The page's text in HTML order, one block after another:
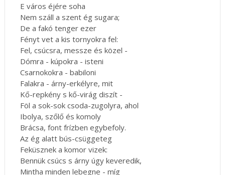
E város éjére soha
Nem száll a szent ég sugara;
De a fakó tenger ezer
Fényt vet a kis tornyokra fel:
Fel, csúcsra, messze és közel -
Dómra - kúpokra - isteni
Csarnokokra - babiloni
Falakra - árny-erkélyre, mit
Kő-repkény s kő-virág diszít -
Föl a sok-sok csoda-zugolyra, ahol
Ibolya, szőlő és komoly
Brácsa, font frízben egybefoly.
Az ég alatt bús-csüggeteg
Feküsznek a komor vizek:
Bennük csúcs s árny úgy keveredik,
Mintha minden lebegne - míg